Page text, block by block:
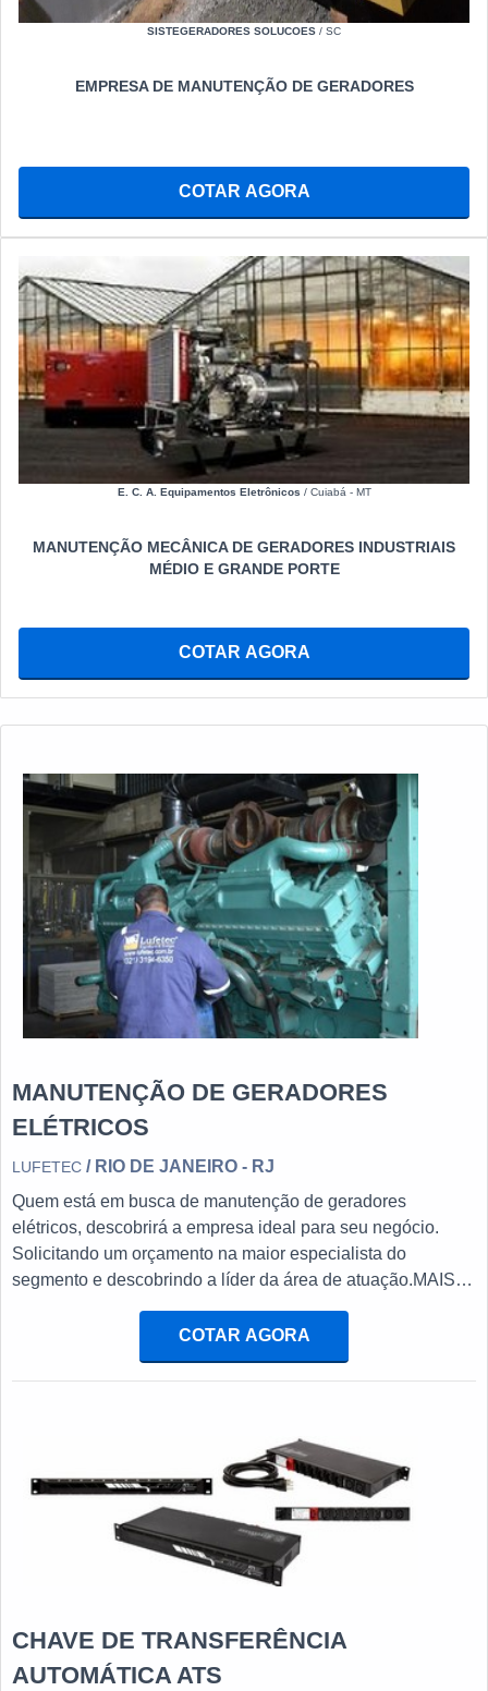
SISTEGERADORES SOLUCOES / SC
EMPRESA DE MANUTENÇÃO DE GERADORES
COTAR AGORA
E. C. A. Equipamentos Eletrônicos / Cuiabá - MT
MANUTENÇÃO MECÂNICA DE GERADORES INDUSTRIAIS
MÉDIO E GRANDE PORTE
COTAR AGORA
MANUTENÇÃO DE GERADORES
ELÉTRICOS
LUFETEC / RIO DE JANEIRO - RJ
Quem está em busca de manutenção de geradores
elétricos, descobrirá a empresa ideal para seu negócio.
Solicitando um orçamento na maior especialista do
segmento e descobrindo a líder da área de atuação.MAIS
GERADORES ELÉTRICOSQuem quer encontrar
manutenção de geradores elétricos em uma empresa
inovadora, encontra o site da Lufetec Engenharia &
COTAR AGORA
CHAVE DE TRANSFERÊNCIA
AUTOMÁTICA ATS